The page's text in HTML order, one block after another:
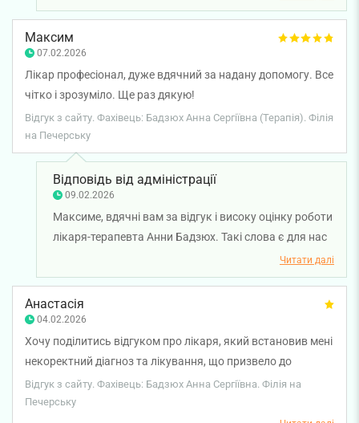
Нам дуже приємно знати, що ви отримали необхідну
допомогу, підтримку та ефективне лікування. Раді,
що уважність лікарів, постійний супровід і
турботливе ставлення залишили у вас позитивні
враження. Бажаємо вам міцного здоров'я!
Максим
07.02.2026
Лікар професіонал, дуже вдячний за надану допомогу. Все
чітко і зрозуміло. Ще раз дякую!
Відгук з сайту. Фахівець: Бадзюх Анна Сергіївна (Терапія). Філія
на Печерську
Відповідь від адміністрації
09.02.2026
Максиме, вдячні вам за відгук і високу оцінку роботи
лікаря-терапевта Анни Бадзюх. Такі слова є для нас
найкращим підтвердженням правильного підходу до
пацієнтів і якості наданої допомоги. Бажаємо вам
міцного здоров'я!
Читати далі
Анастасія
04.02.2026
Хочу поділитись відгуком про лікаря, який встановив мені
некоректний діагноз та лікування, що призвело до
пневмонії. На третій день хвороби я прийшла до лікаря
Бадзюх зі скаргою на біль у горлі, сильний кашель та
Відгук з сайту. Фахівець: Бадзюх Анна Сергіївна. Філія на
Печерську